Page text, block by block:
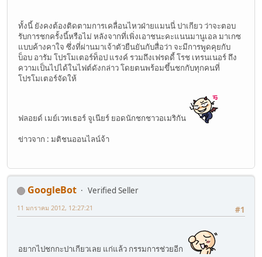
ทั้งนี้ ยังคงต้องติดตามการเคลื่อนไหวฝ่ายแมนนี่ ปาเกียว ว่าจะตอบ
รับการชกครั้งนี้หรือไม่ หลังจากที่เพิ่งเอาชนะคะแนนมานูเอล มาเกซ
แบบค้างคาใจ ซึ่งที่ผ่านมาเจ้าตัวยืนยันกับสื่อว่า จะมีการพูดคุยกับ
บ็อบ อารัม โปรโมเตอร์ท็อป แรงค์ รวมถึงเฟรดดี้ โรช เทรนเนอร์ ถึง
ความเป็นไปได้ในไฟต์ดังกล่าว โดยตนพร้อมขึ้นชกกับทุกคนที่
โปรโมเตอร์จัดให้
ฟลอยด์ เมย์เวทเธอร์ จูเนียร์ ยอดนักชกชาวอเมริกัน
ข่าวจาก : มติชนออนไลน์จ้า
GoogleBot
Verified Seller
#1
11 มกราคม 2012, 12:27:21
อยากไปชกกะปาเกียวเลย แก่แล้ว กรรมการช่วยอีก